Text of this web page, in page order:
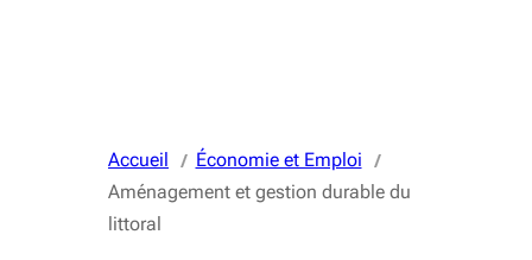
Accueil
Économie et Emploi
Aménagement et gestion durable du
littoral